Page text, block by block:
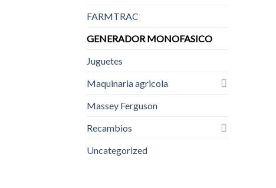
FARMTRAC
GENERADOR MONOFASICO
Juguetes
Maquinaria agricola
Massey Ferguson
Recambios
Uncategorized